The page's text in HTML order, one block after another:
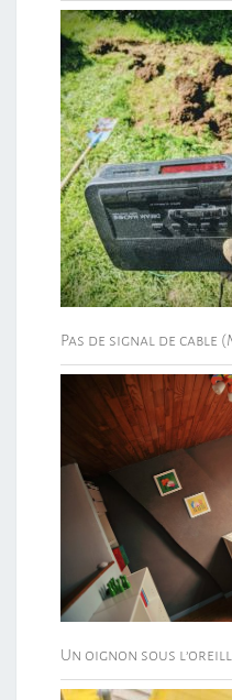
Pas de signal de cable
Un oignon sous